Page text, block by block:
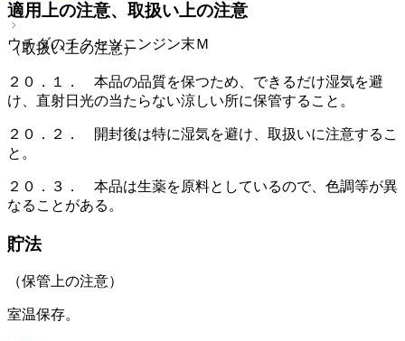
ウチダのチクセツニンジン末Ｍ
適用上の注意、取扱い上の注意
（取扱い上の注意）
２０．１． 本品の品質を保つため、できるだけ湿気を避
け、直射日光の当たらない涼しい所に保管すること。
２０．２． 開封後は特に湿気を避け、取扱いに注意するこ
と。
２０．３． 本品は生薬を原料としているので、色調等が異
なることがある。
貯法
（保管上の注意）
室温保存。